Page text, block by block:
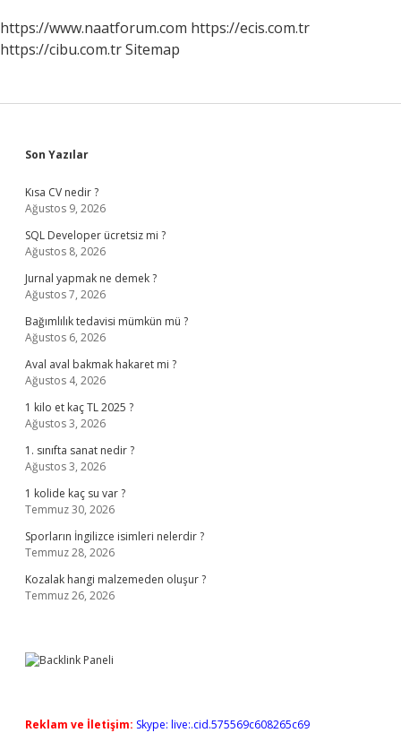
Gelir
https://www.naatforum.com https://ecis.com.tr
https://cibu.com.trSitemap
Sidebar
Son Yazılar
Kısa CV nedir ?
Ağustos 9, 2026
SQL Developer ücretsiz mi ?
Ağustos 8, 2026
Jurnal yapmak ne demek ?
Ağustos 7, 2026
Bağımlılık tedavisi mümkün mü ?
Ağustos 6, 2026
Aval aval bakmak hakaret mi ?
Ağustos 4, 2026
1 kilo et kaç TL 2025 ?
Ağustos 3, 2026
1. sınıfta sanat nedir ?
Ağustos 3, 2026
1 kolide kaç su var ?
Temmuz 30, 2026
Sporların İngilizce isimleri nelerdir ?
Temmuz 28, 2026
Kozalak hangi malzemeden oluşur ?
Temmuz 26, 2026
Reklam ve İletişim: Skype: live:.cid.575569c608265c69